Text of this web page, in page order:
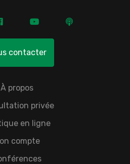
contacter
À propos
privée
en ligne
compte